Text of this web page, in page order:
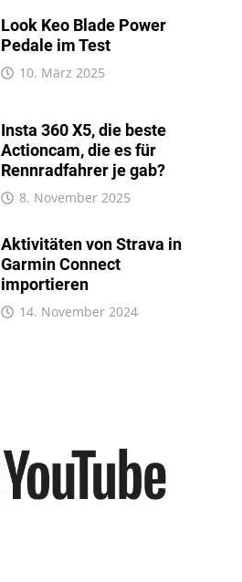
Look Keo Blade Power
Pedale im Test
10. März 2025
Insta 360 X5, die beste
Actioncam, die es für
Rennradfahrer je gab?
8. November 2025
Aktivitäten von Strava in
Garmin Connect
importieren
14. November 2024